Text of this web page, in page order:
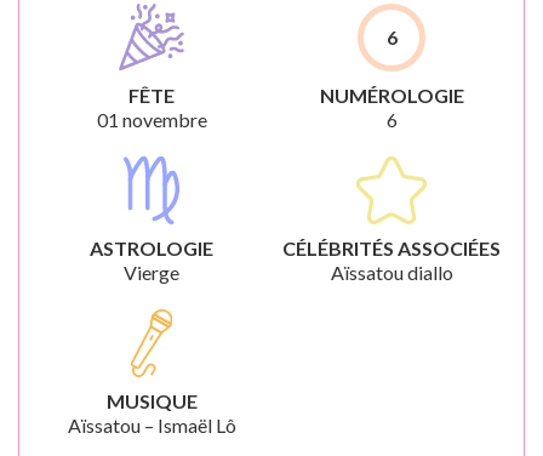
FÊTE
01 novembre
6
NUMÉROLOGIE
6
ASTROLOGIE
Vierge
CÉLÉBRITÉS ASSOCIÉES
Aïssatou diallo
MUSIQUE
Aïssatou – Ismaël Lô